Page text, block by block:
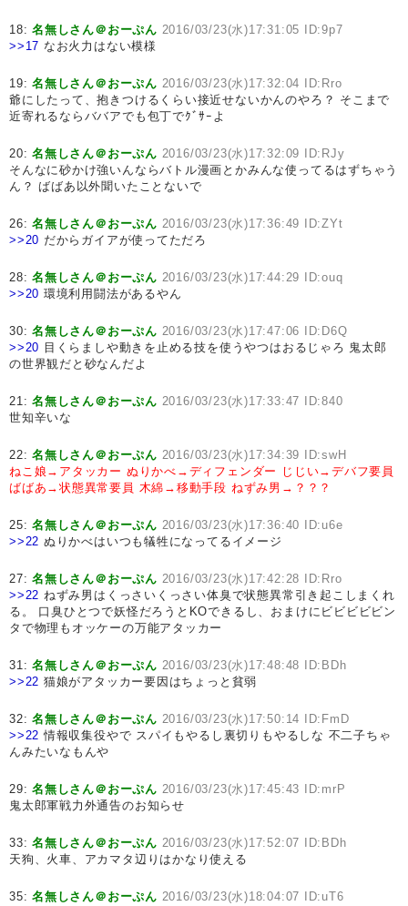
18:名無しさん＠おーぷん 2016/03/23(水)17:31:05 ID:9p7
>>17 なお火力はない模様
19:名無しさん＠おーぷん 2016/03/23(水)17:32:04 ID:Rro
爺にしたって、抱きつけるくらい接近せないかんのやろ？ そこまで
近寄れるならババアでも包丁でｸﾞｻｰよ
20:名無しさん＠おーぷん 2016/03/23(水)17:32:09 ID:RJy
そんなに砂かけ強いんならバトル漫画とかみんな使ってるはずちゃう
ん？ ばばあ以外聞いたことないで
26:名無しさん＠おーぷん 2016/03/23(水)17:36:49 ID:ZYt
>>20 だからガイアが使ってただろ
28:名無しさん＠おーぷん 2016/03/23(水)17:44:29 ID:ouq
>>20 環境利用闘法があるやん
30:名無しさん＠おーぷん 2016/03/23(水)17:47:06 ID:D6Q
>>20 目くらましや動きを止める技を使うやつはおるじゃろ 鬼太郎
の世界観だと砂なんだよ
21:名無しさん＠おーぷん 2016/03/23(水)17:33:47 ID:840
世知辛いな
22:名無しさん＠おーぷん 2016/03/23(水)17:34:39 ID:swH
ねこ娘→アタッカー ぬりかべ→ディフェンダー
じじい→デバフ要員
ばばあ→状態異常要員 木綿→移動手段 ねずみ男→？？？
25:名無しさん＠おーぷん 2016/03/23(水)17:36:40 ID:u6e
>>22 ぬりかべはいつも犠牲になってるイメージ
27:名無しさん＠おーぷん 2016/03/23(水)17:42:28 ID:Rro
>>22 ねずみ男はくっさいくっさい体臭で状態異常引き起こしまくれ
る。 口臭ひとつで妖怪だろうとKOできるし、おまけにビビビビビン
タで物理もオッケーの万能アタッカー
31:名無しさん＠おーぷん 2016/03/23(水)17:48:48 ID:BDh
>>22 猫娘がアタッカー要因はちょっと貧弱
32:名無しさん＠おーぷん 2016/03/23(水)17:50:14 ID:FmD
>>22 情報収集役やで スパイもやるし裏切りもやるしな 不二子ちゃ
んみたいなもんや
29:名無しさん＠おーぷん 2016/03/23(水)17:45:43 ID:mrP
鬼太郎軍戦力外通告のお知らせ
33:名無しさん＠おーぷん 2016/03/23(水)17:52:07 ID:BDh
天狗、火車、アカマタ辺りはかなり使える
35:名無しさん＠おーぷん 2016/03/23(水)18:04:07 ID:uT6